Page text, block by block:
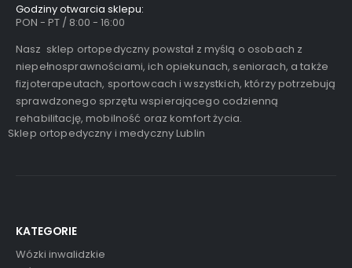
Godziny otwarcia sklepu:
PON - PT / 8:00 - 16:00
Nasz sklep ortopedyczny powstał z myślą o osobach z
niepełnosprawnościami, ich opiekunach, seniorach, a także
fizjoterapeutach, sportowcach i wszystkich, którzy potrzebują
sprawdzonego sprzętu wspierającego codzienną
rehabilitację, mobilność oraz komfort życia.
Sklep ortopedyczny i medyczny Lublin
KATEGORIE
Wózki inwalidzkie